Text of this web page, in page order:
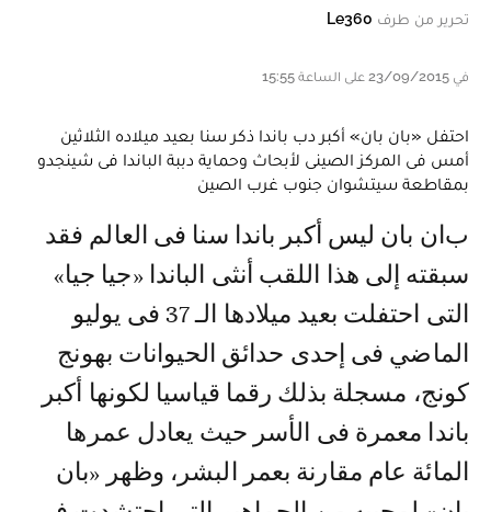
تحرير من طرف Le360
في 23/09/2015 على الساعة 15:55
احتفل «بان بان» أكبر دب باندا ذكر سنا بعيد ميلاده الثلاثين
أمس فى المركز الصينى لأبحاث وحماية دببة الباندا فى شينجدو
بمقاطعة سيتشوان جنوب غرب الصين
بان بان ليس أكبر باندا سنا فى العالم فقد
سبقته إلى هذا اللقب أنثى الباندا «جيا جيا»
التى احتفلت بعيد ميلادها الـ 37 فى يوليو
الماضي فى إحدى حدائق الحيوانات بهونج
كونج، مسجلة بذلك رقما قياسيا لكونها أكبر
باندا معمرة فى الأسر حيث يعادل عمرها
المائة عام مقارنة بعمر البشر، وظهر «بان